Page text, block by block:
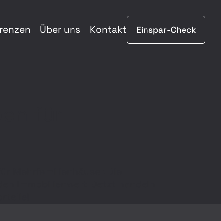
Über uns Kontakt Einspar-Check
für
Mehr­­familien­­häuser. Die
Immobilien­­wert. Jetzt handeln: